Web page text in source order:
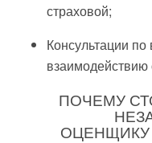
страховой;
Консультации
взаимодействию
ПОЧЕМУ
ОЦЕНЩИКУ